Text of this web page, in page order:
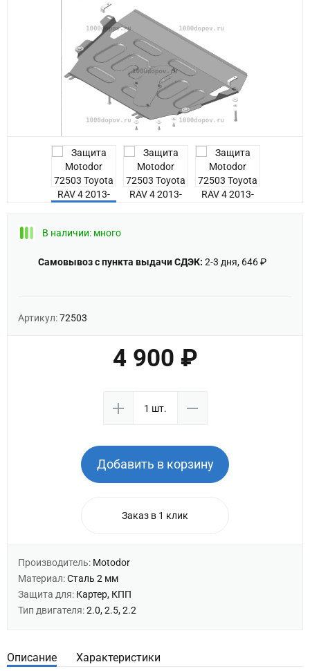
В наличии: много
Самовывоз с пункта выдачи СДЭК: 2-3 дня, 646 ₽
Артикул:72503
4 900 ₽
Добавить в корзину
Заказ в 1 клик
Производитель: Motodor
Материал:Сталь 2 мм
Защита для: Картер, КПП
Тип двигателя:2.0, 2.5, 2.2
Описание Характеристики